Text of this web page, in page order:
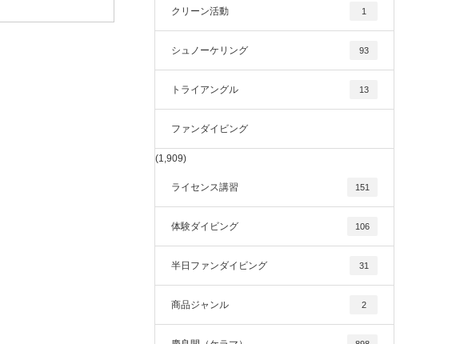
クリーン活動 1
シュノーケリング 93
トライアングル 13
ファンダイビング
(1,909)
ライセンス講習 151
体験ダイビング 106
半日ファンダイビング 31
商品ジャンル 2